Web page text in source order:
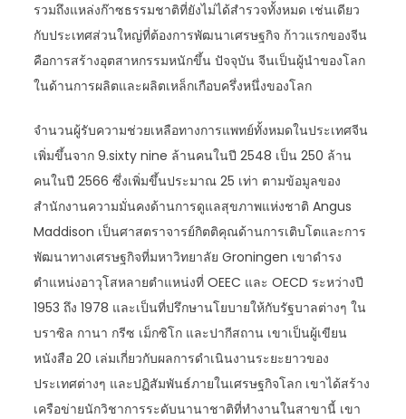
รวมถึงแหล่งก๊าซธรรมชาติที่ยังไม่ได้สำรวจทั้งหมด เช่นเดียว
กับประเทศส่วนใหญ่ที่ต้องการพัฒนาเศรษฐกิจ ก้าวแรกของจีน
คือการสร้างอุตสาหกรรมหนักขึ้น ปัจจุบัน จีนเป็นผู้นำของโลก
ในด้านการผลิตและผลิตเหล็กเกือบครึ่งหนึ่งของโลก
จำนวนผู้รับความช่วยเหลือทางการแพทย์ทั้งหมดในประเทศจีน
เพิ่มขึ้นจาก 9.sixty nine ล้านคนในปี 2548 เป็น 250 ล้าน
คนในปี 2566 ซึ่งเพิ่มขึ้นประมาณ 25 เท่า ตามข้อมูลของ
สำนักงานความมั่นคงด้านการดูแลสุขภาพแห่งชาติ Angus
Maddison เป็นศาสตราจารย์กิตติคุณด้านการเติบโตและการ
พัฒนาทางเศรษฐกิจที่มหาวิทยาลัย Groningen เขาดำรง
ตำแหน่งอาวุโสหลายตำแหน่งที่ OEEC และ OECD ระหว่างปี
1953 ถึง 1978 และเป็นที่ปรึกษานโยบายให้กับรัฐบาลต่างๆ ใน
บราซิล กานา กรีซ เม็กซิโก และปากีสถาน เขาเป็นผู้เขียน
หนังสือ 20 เล่มเกี่ยวกับผลการดำเนินงานระยะยาวของ
ประเทศต่างๆ และปฏิสัมพันธ์ภายในเศรษฐกิจโลก เขาได้สร้าง
เครือข่ายนักวิชาการระดับนานาชาติที่ทำงานในสาขานี้ เขา